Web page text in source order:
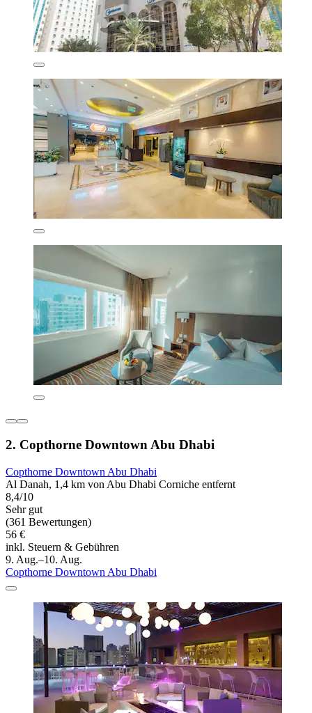
2. Copthorne Downtown Abu Dhabi
Copthorne Downtown Abu Dhabi
Al Danah, 1,4 km von Abu Dhabi Corniche entfernt
8,4/10
Sehr gut
(361 Bewertungen)
56 €
inkl. Steuern & Gebühren
9. Aug.–10. Aug.
Copthorne Downtown Abu Dhabi